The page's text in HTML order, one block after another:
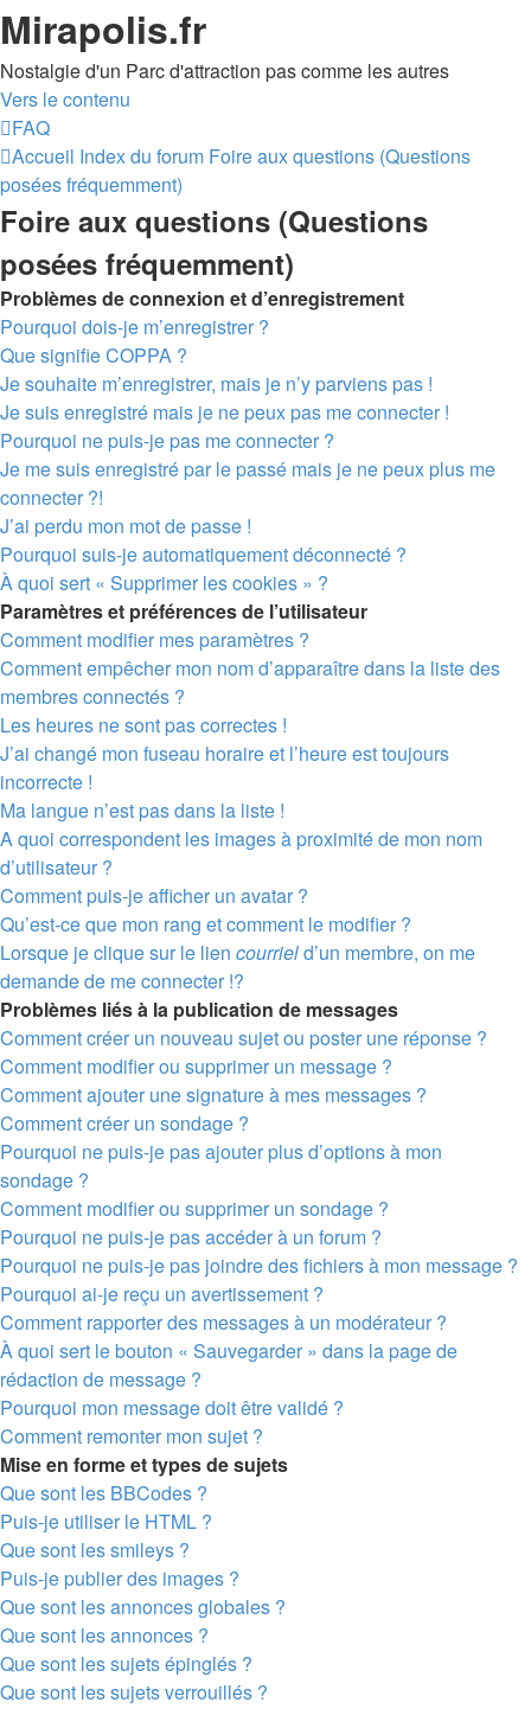
Mirapolis.fr
Nostalgie d'un Parc d'attraction pas comme les autres
Vers le contenu
FAQ
Accueil Index du forum Foire aux questions (Questions
posées fréquemment)
Foire aux questions (Questions
posées fréquemment)
Problèmes de connexion et d’enregistrement
Pourquoi dois-je m’enregistrer ?
Que signifie COPPA ?
Je souhaite m’enregistrer, mais je n’y parviens pas !
Je suis enregistré mais je ne peux pas me connecter !
Pourquoi ne puis-je pas me connecter ?
Je me suis enregistré par le passé mais je ne peux plus me
connecter ?!
J’ai perdu mon mot de passe !
Pourquoi suis-je automatiquement déconnecté ?
À quoi sert « Supprimer les cookies » ?
Paramètres et préférences de l’utilisateur
Comment modifier mes paramètres ?
Comment empêcher mon nom d’apparaître dans la liste des
membres connectés ?
Les heures ne sont pas correctes !
J’ai changé mon fuseau horaire et l’heure est toujours
incorrecte !
Ma langue n’est pas dans la liste !
A quoi correspondent les images à proximité de mon nom
d’utilisateur ?
Comment puis-je afficher un avatar ?
Qu’est-ce que mon rang et comment le modifier ?
Lorsque je clique sur le lien courrield’un membre, on me
demande de me connecter !?
Problèmes liés à la publication de messages
Comment créer un nouveau sujet ou poster une réponse ?
Comment modifier ou supprimer un message ?
Comment ajouter une signature à mes messages ?
Comment créer un sondage ?
Pourquoi ne puis-je pas ajouter plus d’options à mon
sondage ?
Comment modifier ou supprimer un sondage ?
Pourquoi ne puis-je pas accéder à un forum ?
Pourquoi ne puis-je pas joindre des fichiers à mon message ?
Pourquoi ai-je reçu un avertissement ?
Comment rapporter des messages à un modérateur ?
À quoi sert le bouton « Sauvegarder » dans la page de
rédaction de message ?
Pourquoi mon message doit être validé ?
Comment remonter mon sujet ?
Mise en forme et types de sujets
Que sont les BBCodes ?
Puis-je utiliser le HTML ?
Que sont les smileys ?
Puis-je publier des images ?
Que sont les annonces globales ?
Que sont les annonces ?
Que sont les sujets épinglés ?
Que sont les sujets verrouillés ?